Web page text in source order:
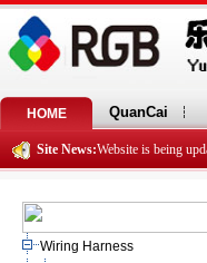
HOME QuanCai
Site News:Website is being
Wiring Harness